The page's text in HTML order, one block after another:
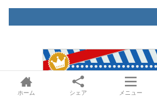
ホーム シェア メニュー